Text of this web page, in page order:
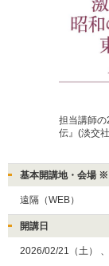
担当講師
伝』(淡交
基本開講地・会場 ※
遠隔（WEB）
開講日
2026/02/21（土）